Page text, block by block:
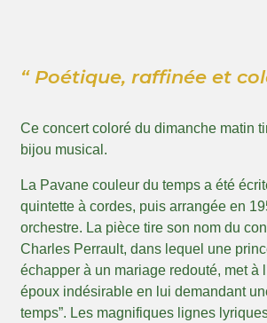
“Poétique, raffinée et
Ce concert coloré du dimanche matin
bijou musical.
La Pavane couleur du temps a été
quintette à cordes, puis arrangée en
orchestre. La pièce tire son nom du
Charles Perrault, dans lequel une
échapper à un mariage redouté, met à
époux indésirable en lui demandant
temps”. Les magnifiques lignes